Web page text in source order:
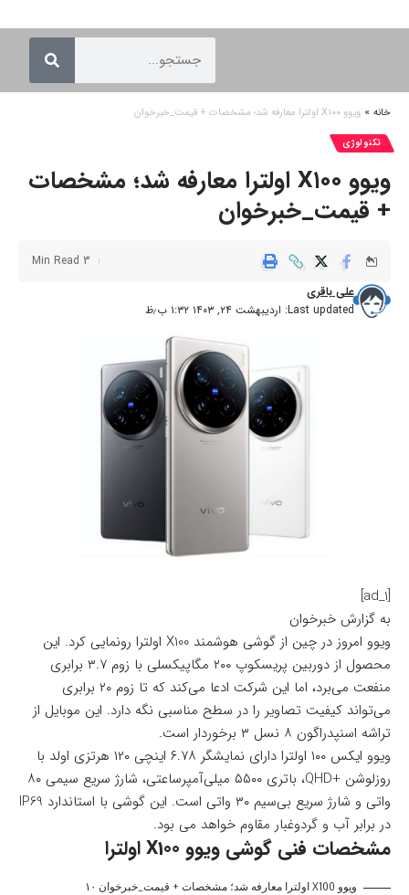
خانه » ویوو X۱۰۰ اولترا معارفه شد؛ مشخصات + قیمت_خبرخوان
تکنولوژی
ویوو X۱۰۰ اولترا معارفه شد؛ مشخصات
+ قیمت_خبرخوان
Last updated: اردیبهشت ۲۴, ۱۴۰۳ ۱:۳۲ ب٫ظ
علی باقری
3 Min Read
[ad_1]
به گزارش خبرخوان
ویوو امروز در چین از گوشی هوشمند X100 اولترا رونمایی کرد. این
محصول از دوربین پریسکوپ ۲۰۰ مگاپیکسلی با زوم ۳.۷ برابری
منفعت می‌برد، اما این شرکت ادعا می‌کند که تا زوم ۲۰ برابری
می‌تواند کیفیت تصاویر را در سطح مناسبی نگه دارد. این موبایل از
تراشه اسنپدراگون ۸ نسل ۳ برخوردار است.
ویوو ایکس ۱۰۰ اولترا دارای نمایشگر ۶.۷۸ اینچی ۱۲۰ هرتزی اولد با
روزلوشن +QHD، باتری ۵۵۰۰ میلی‌آمپرساعتی، شارژ سریع سیمی ۸۰
واتی و شارژ سریع بی‌سیم ۳۰ واتی است. این گوشی با استاندارد IP69
در برابر آب و گردوغبار مقاوم خواهد می بود.
مشخصات فنی گوشی ویوو X100 اولترا
ویوو X100 اولترا معارفه شد؛ مشخصات + قیمت_خبرخوان ۱۰